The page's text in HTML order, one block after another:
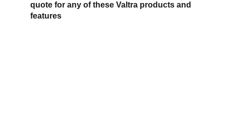
quote for any of these Valtra products and
features